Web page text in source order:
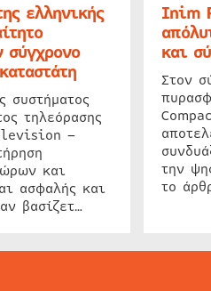
ελληνικής
σύγχρονο
συστήματος
τηλεόρασης
–
και
ασφαλής και
βασίζετ…
Inim
και
Στον
την
το